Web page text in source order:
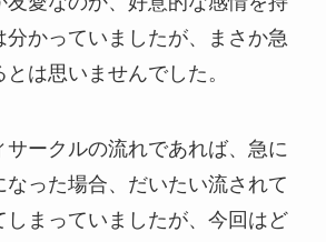
分かっていましたが、まさか急
は思いませんでした。
ークルの流れであれば、急に
なった場合、だいたい流されて
しまっていましたが、今回はど